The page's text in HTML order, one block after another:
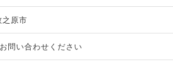
之原市
問い合わせください